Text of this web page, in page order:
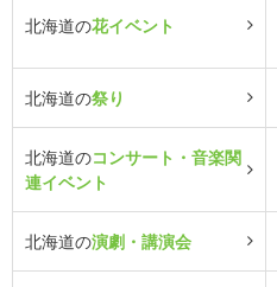
北海道の花イベント
北海道の祭り
北海道のコンサート・音楽関
連イベント
北海道の演劇・講演会